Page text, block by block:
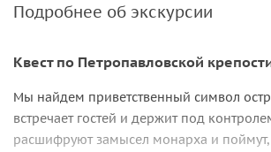
Подробнее об экскурсии
Квест по Петропавловской
Мы найдем приветственный символ
встречает гостей и держит под
расшифруют замысел монарха и поймут,